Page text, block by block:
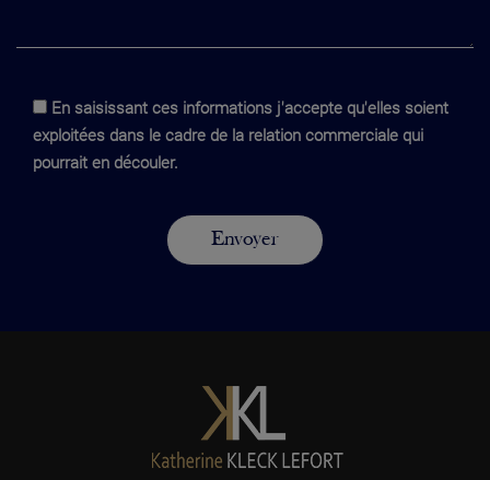
En saisissant ces informations j'accepte qu'elles soient
exploitées dans le cadre de la relation commerciale qui
pourrait en découler.